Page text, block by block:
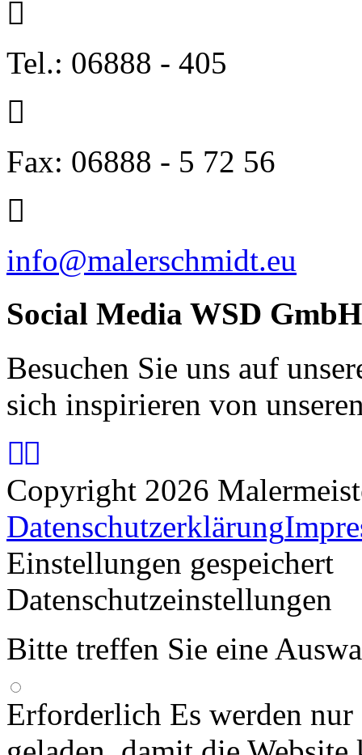
Tel.: 06888 - 405
Fax: 06888 - 5 72 56
info@malerschmidt.eu
Social Media WSD GmbH
Besuchen Sie uns auf
sich inspirieren von
Copyright 2026
Datenschutzerklärung
Einstellungen gespeichert
Datenschutzeinstellungen
Bitte treffen Sie eine
Erforderlich Es werden